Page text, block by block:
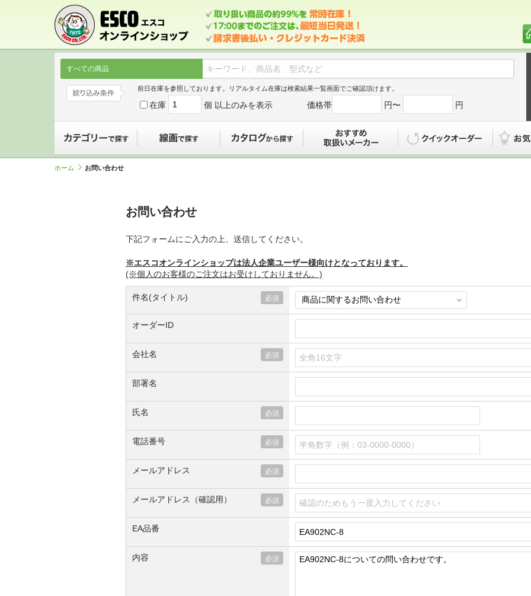
すべての商品
前日在庫を参照しております。リアルタイム在庫は検索結果一覧画面でご確認頂けます。
在庫 個 以上のみを表示 価格帯 円〜 円
ホーム お問い合わせ
お問い合わせ
下記フォームにご入力の上、送信してください。
※エスコオンラインショップは法人企業ユーザー様向けとなっております。
(※個人のお客様のご注文はお受けしておりません。)
件名(タイトル)
オーダーID
会社名
部署名
氏名
電話番号
メールアドレス
メールアドレス（確認用）
EA品番
内容